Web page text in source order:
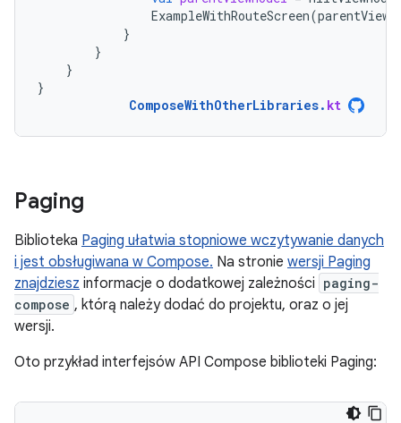
ExampleWithRouteScreen(
}
}
}
}
ComposeWithOtherLibraries. kt
Paging
Biblioteka Paging ułatwia stopniowe wczytywanie danych
i jest obsługiwana w Compose. Na stronie wersji Paging
znajdziesz informacje o dodatkowej zależności paging-
compose , którą należy dodać do projektu, oraz o jej
wersji.
Oto przykład interfejsów API Compose biblioteki Paging: